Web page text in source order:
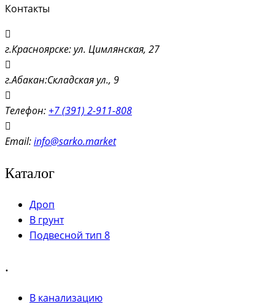
Контакты
г.Красноярске: ул. Цимлянская, 27
г.Абакан:Складская ул., 9
Телефон: +7 (391) 2-911-808
Email:info@sarko.market
Каталог
Дроп
В грунт
Подвесной тип 8
.
В канализацию